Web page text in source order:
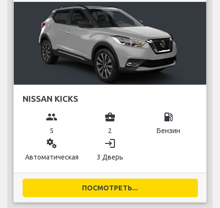
NISSAN KICKS
group
5
business_center
2
local_gas_station
Бензин
miscellaneous_services
Автоматическая
login
3 Дверь
ПОСМОТРЕТЬ...